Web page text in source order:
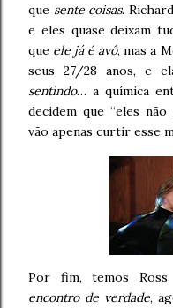
que sente coisas.
e eles quase deixam
que ele já é avô, mas a
seus 27/28 anos, e
sentindo… a química
decidem que “eles
vão apenas curtir esse
Por fim, temos
encontro de verdade,